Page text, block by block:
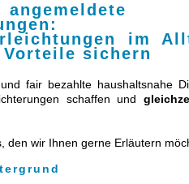
im
sichern
fair bezahlte haushaltsnahe
schaffen und
den wir Ihnen gerne Erläutern